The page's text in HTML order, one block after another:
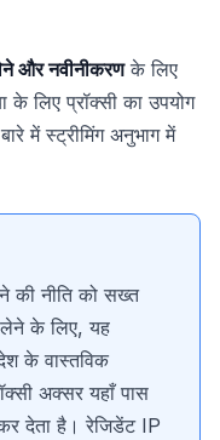
और नवीनीकरणके लिए
लिए प्रॉक्सी का उपयोग
में स्ट्रीमिंग अनुभाग में
की नीति को सख्त
लेने के लिए, यह
के वास्तविक
अक्सर यहाँ पास
कर देता है। रेजिडेंट IP